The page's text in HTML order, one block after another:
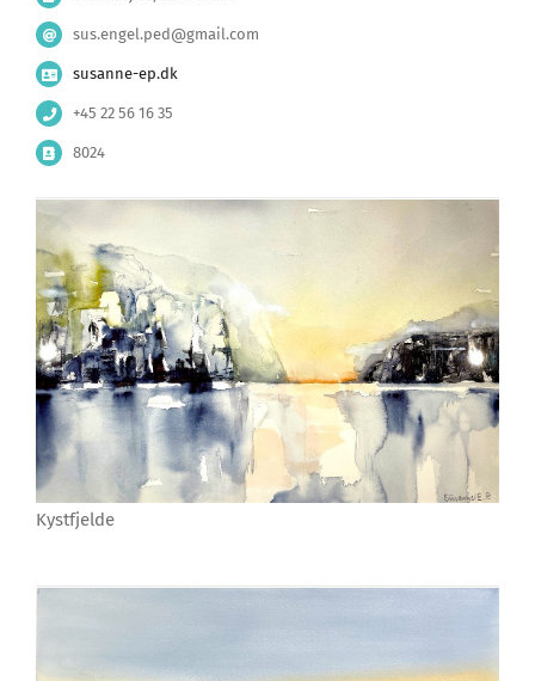
sus.engel.ped@gmail.com
susanne-ep.dk
+45 22 56 16 35
8024
Kystfjelde